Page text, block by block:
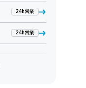
24h営業
24h営業